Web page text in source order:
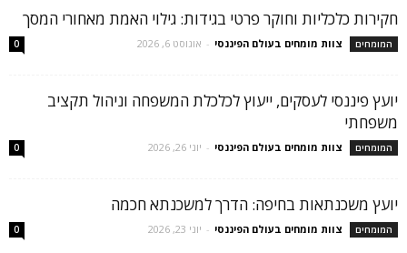
חקירות כלכליות וחוקר פרטי בגידות: גילוי האמת מאחורי המסך
המומחים צוות מומחים בעולם הפיננסי - אוגוסט 6, 2026 0
יועץ פיננסי לעסקים, ייעוץ לכלכלת המשפחה וניהול תקציב
משפחתי
המומחים צוות מומחים בעולם הפיננסי - יוני 26, 2026 0
יועץ משכנתאות בחיפה: הדרך למשכנתא חכמה
המומחים צוות מומחים בעולם הפיננסי - יוני 23, 2026 0